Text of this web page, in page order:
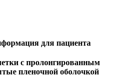
для пациента
с пролонгированным
пленочной оболочкой